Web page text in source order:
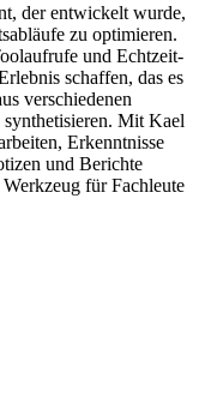
der entwickelt wurde,
zu optimieren.
und Echtzeit-
schaffen, das es
verschiedenen
Mit Kael
Erkenntnisse
und Berichte
für Fachleute